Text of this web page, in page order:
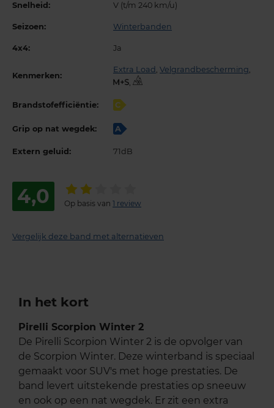
Snelheid: V (t/m 240 km/u)
Seizoen: Winterbanden
4x4: Ja
Kenmerken:
Extra Load Velgrandbescherming
,
Brandstofefficiëntie: C
Grip op nat wegdek: A
Extern geluid: 71dB
4,0 Op basis van 1 review
Vergelijk deze band met alternatieven
In het kort
Pirelli Scorpion Winter 2
De Pirelli Scorpion Winter 2 is de opvolger van
de Scorpion Winter. Deze winterband is speciaal
gemaakt voor SUV's met hoge prestaties. De
band levert uitstekende prestaties op sneeuw
en ook op een nat wegdek. Er zit een extra